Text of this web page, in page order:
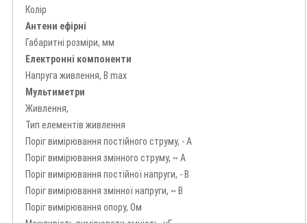
Колір
Антени ефірні
Габаритні розміри, мм
Електронні компоненти
Напруга живлення, В max
Мультиметри
Живлення,
Тип елементів живлення
Поріг вимірювання постійного струму, - А
Поріг вимірювання змінного струму, ~ А
Поріг вимірювання постійної напруги, - В
Поріг вимірювання змінної напруги, ~ В
Поріг вимірювання опору, Ом